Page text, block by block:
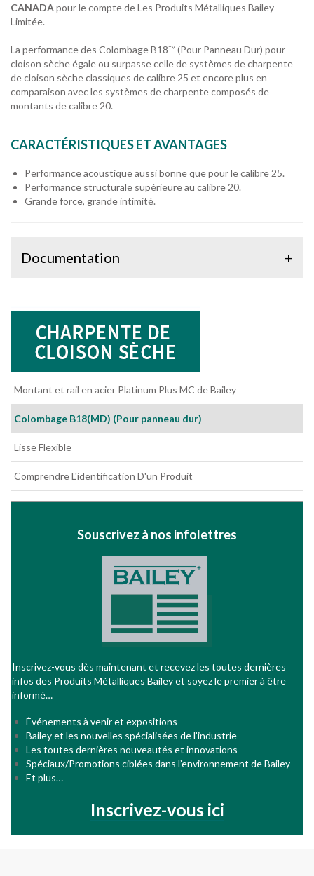
CANADApour le compte de Les Produits Métalliques Bailey
Limitée.
La performance des Colombage B18™ (Pour Panneau Dur) pour
cloison sèche égale ou surpasse celle de systèmes de charpente
de cloison sèche classiques de calibre 25 et encore plus en
comparaison avec les systèmes de charpente composés de
montants de calibre 20.
CARACTÉRISTIQUES ET AVANTAGES
Performance acoustique aussi bonne que pour le calibre 25.
Performance structurale supérieure au calibre 20.
Grande force, grande intimité.
Documentation +
Montant et rail en acier Platinum Plus MC de Bailey
Colombage B18(MD) (Pour panneau dur)
Lisse Flexible
Comprendre L'identification D'un Produit
Souscrivez à nos infolettres
Inscrivez-vous dès maintenant et recevez les toutes dernières
infos des Produits Métalliques Bailey et soyez le premier à être
informé…
Événements à venir et expositions
Bailey et les nouvelles spécialisées de l’industrie
Les toutes dernières nouveautés et innovations
Spéciaux/Promotions ciblées dans l’environnement de Bailey
Et plus…
Inscrivez-vous ici